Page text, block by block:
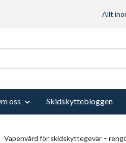
Allt
oss Skidskyttebloggen
Vapenvård för skidskyttegevär –